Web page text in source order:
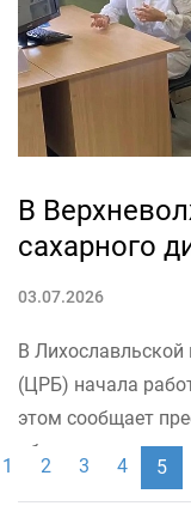
Помимо
государства со
идентичностей.
Первая группа —
хотят вносить
В
сахарного
03.07.2026
В Лихославльской
(ЦРБ) начала
этом сообщает
области.
1 2 3 4 5